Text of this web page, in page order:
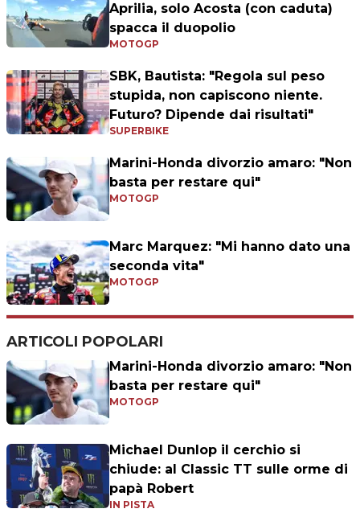
Aprilia, solo Acosta (con caduta)
spacca il duopolio
MOTOGP
SBK, Bautista: "Regola sul peso
stupida, non capiscono niente.
Futuro? Dipende dai risultati"
SUPERBIKE
Marini-Honda divorzio amaro: "Non
basta per restare qui"
MOTOGP
Marc Marquez: "Mi hanno dato una
seconda vita"
MOTOGP
ARTICOLI POPOLARI
Marini-Honda divorzio amaro: "Non
basta per restare qui"
MOTOGP
Michael Dunlop il cerchio si
chiude: al Classic TT sulle orme di
papà Robert
IN PISTA